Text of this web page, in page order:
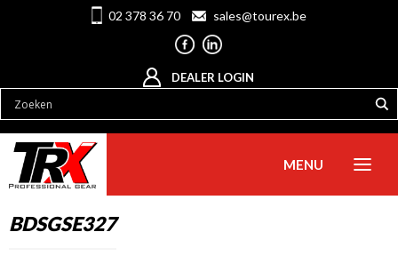
02 378 36 70 sales@tourex.be
DEALER LOGIN
MENU
BDSGSE327